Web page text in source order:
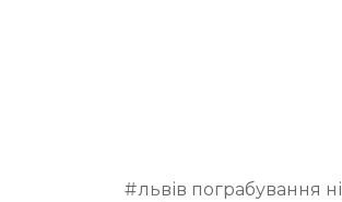
львів пограбування